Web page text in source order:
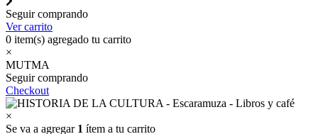
Seguir comprando
Ver carrito
0 item(s) agregado tu carrito
×
MUTMA
Seguir comprando
Checkout
×
Se va a agregar 1 ítem a tu carrito